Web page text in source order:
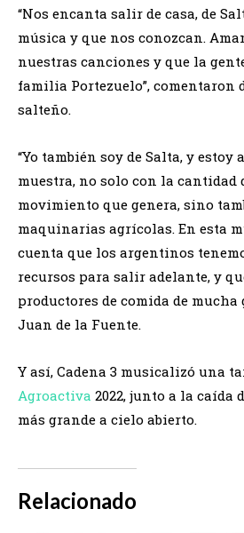
“Nos encanta salir de casa, de
música y que nos conozcan.
nuestras canciones y que la
familia Portezuelo”, comentaron
salteño.
“Yo también soy de Salta, y estoy
muestra, no solo con la cantidad
movimiento que genera, sino
maquinarias agrícolas. En esta
cuenta que los argentinos
recursos para salir adelante, y
productores de comida de mucha
Juan de la Fuente.
Y así, Cadena 3 musicalizó una
Agroactiva 2022, junto a la caída
más grande a cielo abierto.
Relacionado